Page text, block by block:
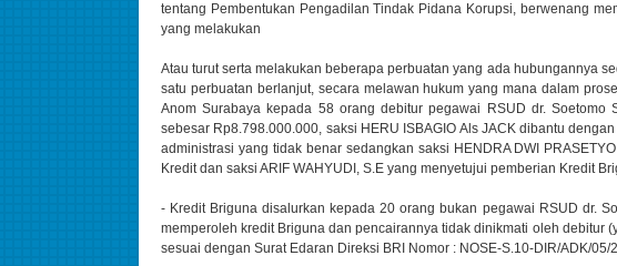
tentang Pembentukan Pengadilan Tindak Pidana Korupsi, berwenang
yang melakukan
Atau turut serta melakukan beberapa perbuatan yang ada hubungannya
satu perbuatan berlanjut, secara melawan hukum yang mana dalam
Anom Surabaya kepada 58 orang debitur pegawai RSUD dr.
sebesar Rp8.798.000.000, saksi HERU ISBAGIO Als JACK dibantu
administrasi yang tidak benar sedangkan saksi HENDRA DWI
Kredit dan saksi ARIF WAHYUDI, S.E yang menyetujui pemberian Kredit
- Kredit Briguna disalurkan kepada 20 orang bukan pegawai RSUD dr.
memperoleh kredit Briguna dan pencairannya tidak dinikmati oleh debitur
sesuai dengan Surat Edaran Direksi BRI Nomor : NOSE-S.10-DIR/ADK/